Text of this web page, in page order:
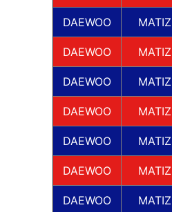
DAEWOO MATIZ
DAEWOO MATIZ
DAEWOO MATIZ
DAEWOO MATIZ
DAEWOO MATIZ
DAEWOO MATIZ
DAEWOO MATIZ